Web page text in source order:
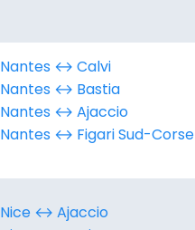
Nantes ↔︎ Calvi
Nantes ↔︎ Bastia
Nantes ↔︎ Ajaccio
Nantes ↔︎ Figari Sud-Corse
Nice ↔︎ Ajaccio